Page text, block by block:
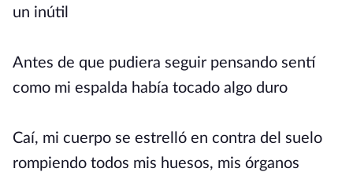
un inútil
Antes de que pudiera seguir pensando sentí
como mi espalda había tocado algo duro
Caí, mi cuerpo se estrelló en contra del suelo
rompiendo todos mis huesos, mis órganos